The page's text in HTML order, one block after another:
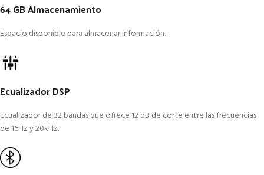
64 GB Almacenamiento
Espacio disponible para almacenar información.
Ecualizador DSP
Ecualizador de 32 bandas que ofrece 12 dB de corte entre las frecuencias
de 16Hz y 20kHz.